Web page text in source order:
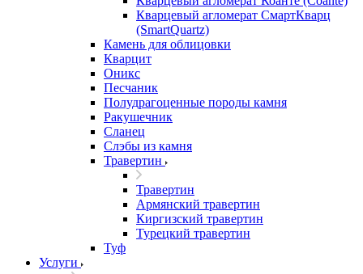
Кварцевый агломерат СмартКварц
(SmartQuartz)
Камень для облицовки
Кварцит
Оникс
Песчаник
Полудрагоценные породы камня
Ракушечник
Сланец
Слэбы из камня
Травертин
Травертин
Армянский травертин
Киргизский травертин
Турецкий травертин
Туф
Услуги